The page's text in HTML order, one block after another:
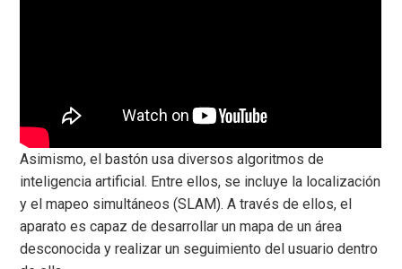
Asimismo, el bastón usa diversos algoritmos de
inteligencia artificial. Entre ellos, se incluye la localización
y el mapeo simultáneos (SLAM). A través de ellos, el
aparato es capaz de desarrollar un mapa de un área
desconocida y realizar un seguimiento del usuario dentro